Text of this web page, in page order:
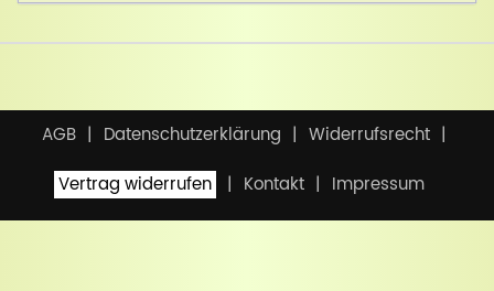
AGB Datenschutzerklärung
Widerrufsrecht
Vertrag widerrufen
Kontakt Impressum